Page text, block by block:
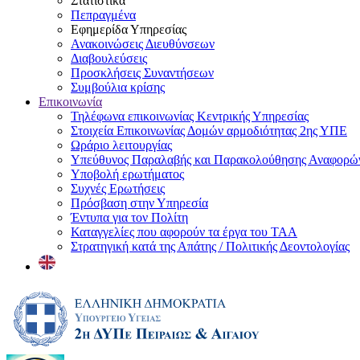
Πεπραγμένα
Εφημερίδα Υπηρεσίας
Ανακοινώσεις Διευθύνσεων
Διαβουλεύσεις
Προσκλήσεις Συναντήσεων
Συμβούλια κρίσης
Επικοινωνία
Τηλέφωνα επικοινωνίας Κεντρικής Υπηρεσίας
Στοιχεία Επικοινωνίας Δομών αρμοδιότητας 2ης ΥΠΕ
Ωράριο λειτουργίας
Υπεύθυνος Παραλαβής και Παρακολούθησης
Υποβολή ερωτήματος
Συχνές Ερωτήσεις
Πρόσβαση στην Υπηρεσία
Έντυπα για τον Πολίτη
Καταγγελίες που αφορούν τα έργα του ΤΑΑ
Στρατηγική κατά της Απάτης / Πολιτικής Δεοντολογίας